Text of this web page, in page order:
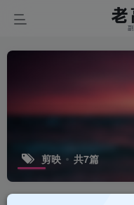
剪映 共7篇